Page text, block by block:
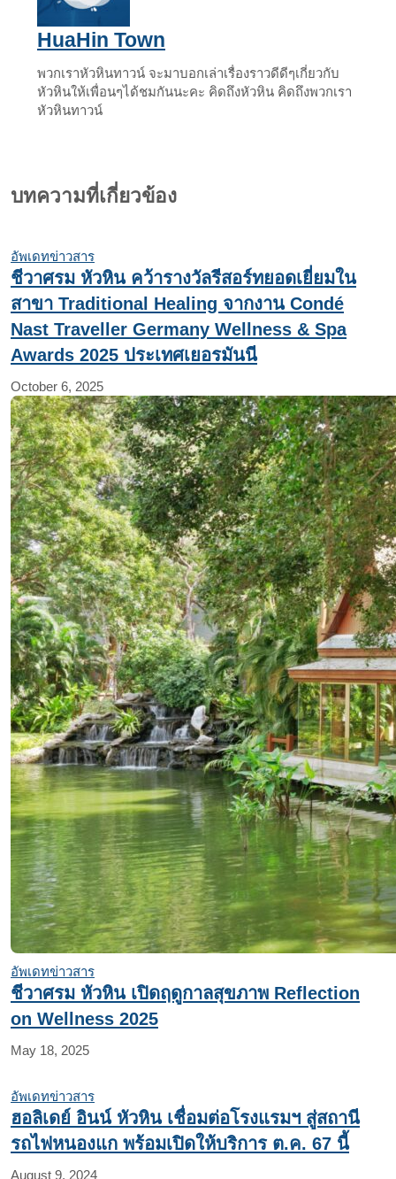
HuaHin Town
พวกเราหัวหินทาวน์ จะมาบอกเล่าเรื่องราวดีดีๆเกี่ยวกับ
หัวหินให้เพื่อนๆได้ชมกันนะคะ คิดถึงหัวหิน คิดถึงพวกเรา
หัวหินทาวน์
บทความที่เกี่ยวข้อง
อัพเดทข่าวสาร
ชีวาศรม หัวหิน คว้ารางวัลรีสอร์ทยอดเยี่ยมใน
สาขา Traditional Healing จากงาน Condé
Nast Traveller Germany Wellness & Spa
Awards 2025 ประเทศเยอรมันนี
October 6, 2025
อัพเดทข่าวสาร
ชีวาศรม หัวหิน เปิดฤดูกาลสุขภาพ Reflection
on Wellness 2025
May 18, 2025
อัพเดทข่าวสาร
ฮอลิเดย์ อินน์ หัวหิน เชื่อมต่อโรงแรมฯ สู่สถานี
รถไฟหนองแก พร้อมเปิดให้บริการ ต.ค. 67 นี้
August 9, 2024